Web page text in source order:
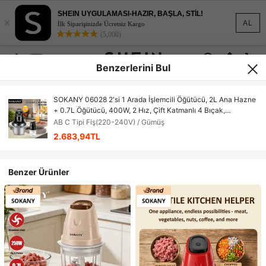
AL
×
SHEIN UYGULAMASI-HAZIR, BAŞLA, STİL!
İlk Siparişinizde Ücretsiz Kargo
(5,000)
Benzerlerini Bul
SOKANY 06028 2'si 1 Arada İşlemcili Öğütücü, 2L Ana Hazne
+ 0.7L Öğütücü, 400W, 2 Hız, Çift Katmanlı 4 Bıçak,
Paslanmaz Çelik, Et, Sarımsak, Sebze, Zencefil, Biber ve
Meyveler İçin, Ev ve Restoran Tipi Çok Amaçlı Mutfak Robotu
AB C Tipi Fiş(220-240V) / Gümüş
2.683,94TL
Benzer Ürünler